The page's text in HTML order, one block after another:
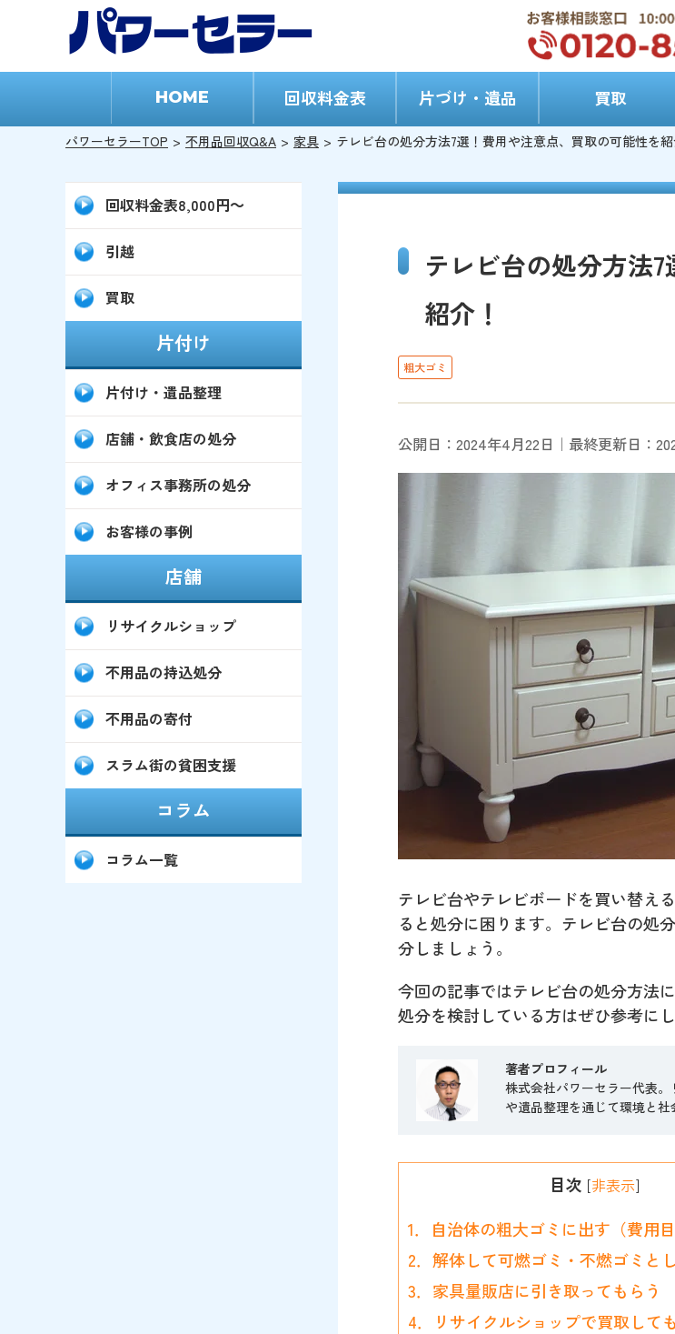
HOME 回収料金表 片づけ・遺品 買取
パワーセラーTOP 不用品回収Q&A 家具 テレビ台の処分方法7選！費用や注意点、買取の可能性を紹
テレビ台の処分方法
紹介！
粗大ゴミ
公開日：2024年4月22日｜最終更新日：
テレビ台やテレビボードを買い替え
ると処分に困ります。テレビ台の処
分しましょう。
今回の記事ではテレビ台の処分方法
処分を検討している方はぜひ参考にし
著者プロフィール
株式会社パワーセラー代表
や遺品整理を通じて環境と社
目次 [非表示]
1．自治体の粗大ゴミに出す（費用目
2．解体して可燃ゴミ・不燃ゴミと
3．家具量販店に引き取ってもらう
4．リサイクルショップで買取して
回収料金表8,000円～
引越
買取
片付け
片付け・遺品整理
店舗・飲食店の処分
オフィス事務所の処分
お客様の事例
店舗
リサイクルショップ
不用品の持込処分
不用品の寄付
スラム街の貧困支援
コラム
コラム一覧